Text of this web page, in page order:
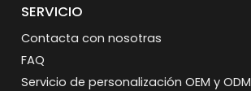
SERVICIO
Contacta con nosotras
FAQ
Servicio de personalización OEM y ODM